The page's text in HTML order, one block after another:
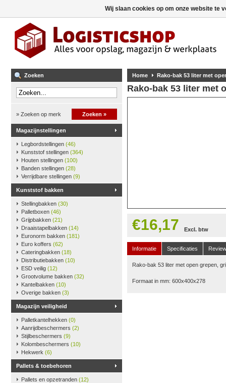
Zoeken
» Zoeken op merk Zoeken »
Magazijnstellingen
Legbordstellingen (46)
Kunststof stellingen (364)
Houten stellingen (100)
Banden stellingen (28)
Verrijdbare stellingen (9)
Kunststof bakken
Stellingbakken (30)
Palletboxen (46)
Grijpbakken (21)
Draaistapelbakken (14)
Euronorm bakken (181)
Euro koffers (62)
Cateringbakken (18)
Distributiebakken (10)
ESD veilig (12)
Grootvolume bakken (32)
Kantelbakken (10)
Overige bakken (3)
Magazijn veiligheid
Palletkantelhekken (0)
Aanrijdbeschermers (2)
Stijlbeschermers (9)
Kolombeschermers (10)
Hekwerk (6)
Pallets & toebehoren
Pallets en opzetranden (12)
Home Rako-bak 53 liter met
Rako-bak 53 liter met
€16,17 Excl. btw
Informatie Specificaties
Rako-bak 53 liter met open grepen,
Formaat in mm: 600x400x278
Wij slaan cookies op om onze website te